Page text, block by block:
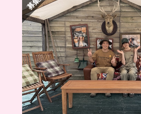
非日常的なバイト探してる人どう